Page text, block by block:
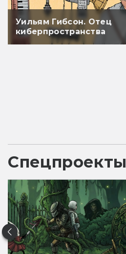
Уильям Гибсон. Отец
киберпространства
Спецпроекты